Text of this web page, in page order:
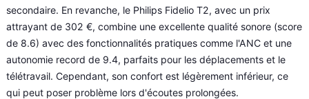
secondaire. En revanche, le Philips Fidelio T2, avec un prix
attrayant de 302 €, combine une excellente qualité sonore (score
de 8.6) avec des fonctionnalités pratiques comme l'ANC et une
autonomie record de 9.4, parfaits pour les déplacements et le
télétravail. Cependant, son confort est légèrement inférieur, ce
qui peut poser problème lors d'écoutes prolongées.